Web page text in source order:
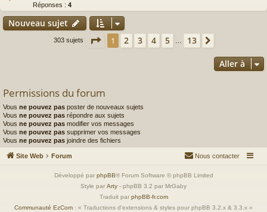
Réponses : 4
Nouveau sujet
303 sujets Page 1sur 13
1 2 3 4 5 13
Aller à
Permissions du forum
Vous ne pouvez pas poster de nouveaux sujets
Vous ne pouvez pas répondre aux sujets
Vous ne pouvez pas modifier vos messages
Vous ne pouvez pas supprimer vos messages
Vous ne pouvez pas joindre des fichiers
Site Web Forum Nous contacter
Développé par phpBB® Forum Software © phpBB Limited
Style par Arty - phpBB 3.2 par MrGaby
Traduit par phpBB-fr.com
Communauté EzCom : « Traductions d'extensions & styles pour phpBB 3.2.x & 3.3.x »